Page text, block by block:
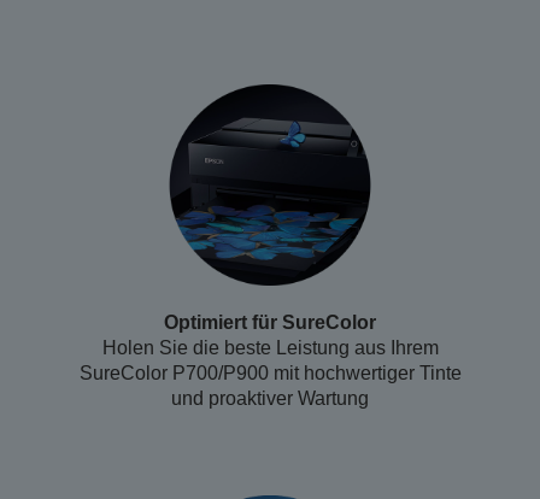
Optimiert für SureColor
Holen Sie die beste Leistung aus Ihrem
SureColor P700/P900 mit hochwertiger Tinte
und proaktiver Wartung